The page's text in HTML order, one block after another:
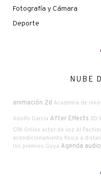
Fotografía y Cámara
Deporte
NUBE
animación 2d Academia de
Adolfo García After Effects 3D
CPA Online actor de voz Al
acondicionamiento físico a
los premios Goya Agenda